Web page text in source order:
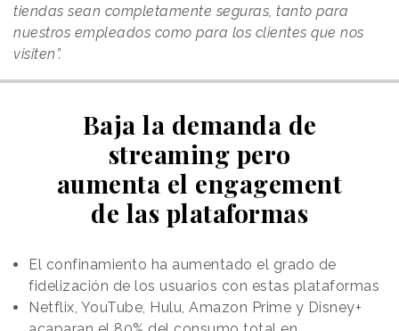
tiendas sean completamente seguras, tanto para
nuestros empleados como para los clientes que nos
visiten”.
Baja la demanda de
streaming pero
aumenta el engagement
de las plataformas
El confinamiento ha aumentado el grado de
fidelización de los usuarios con estas plataformas
Netflix, YouTube, Hulu, Amazon Prime y Disney+